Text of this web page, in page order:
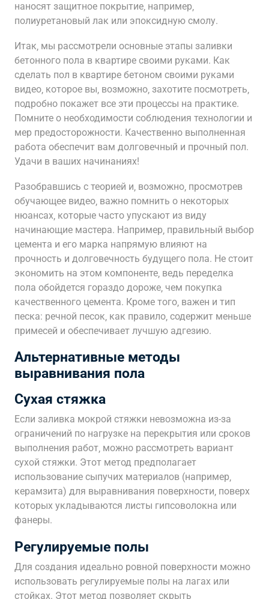
наносят защитное покрытие‚ например‚
полиуретановый лак или эпоксидную смолу.
Итак‚ мы рассмотрели основные этапы заливки
бетонного пола в квартире своими руками. Как
сделать пол в квартире бетоном своими руками
видео‚ которое вы‚ возможно‚ захотите посмотреть‚
подробно покажет все эти процессы на практике.
Помните о необходимости соблюдения технологии и
мер предосторожности. Качественно выполненная
работа обеспечит вам долговечный и прочный пол.
Удачи в ваших начинаниях!
Разобравшись с теорией и‚ возможно‚ просмотрев
обучающее видео‚ важно помнить о некоторых
нюансах‚ которые часто упускают из виду
начинающие мастера. Например‚ правильный выбор
цемента и его марка напрямую влияют на
прочность и долговечность будущего пола. Не стоит
экономить на этом компоненте‚ ведь переделка
пола обойдется гораздо дороже‚ чем покупка
качественного цемента. Кроме того‚ важен и тип
песка: речной песок‚ как правило‚ содержит меньше
примесей и обеспечивает лучшую адгезию.
Альтернативные методы
выравнивания пола
Сухая стяжка
Если заливка мокрой стяжки невозможна из-за
ограничений по нагрузке на перекрытия или сроков
выполнения работ‚ можно рассмотреть вариант
сухой стяжки. Этот метод предполагает
использование сыпучих материалов (например‚
керамзита) для выравнивания поверхности‚ поверх
которых укладываются листы гипсоволокна или
фанеры.
Регулируемые полы
Для создания идеально ровной поверхности можно
использовать регулируемые полы на лагах или
стойках. Этот метод позволяет скрыть